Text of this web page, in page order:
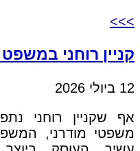
>>>
קניין רוחני
12 ביולי 2026
אף שקניין רוחני
משפטי מודרני,